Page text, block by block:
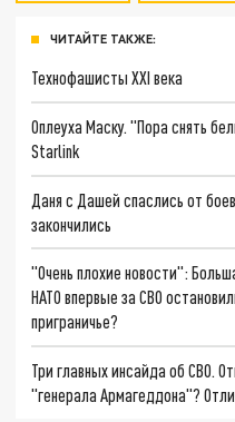
ЧИТАЙТЕ ТАКЖЕ:
Технофашисты XXI века
Оплеуха Маску. "Пора снять
Starlink
Даня с Дашей спаслись от
закончились
"Очень плохие новости":
НАТО впервые за СВО
приграничье?
Три главных инсайда об СВО.
"генерала Армагеддона"?